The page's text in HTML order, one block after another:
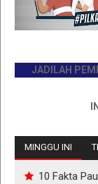
JADILAH
MINGGU INI
10 Fakta